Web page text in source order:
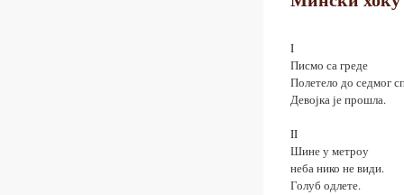
I
Писмо са греде
Полетело до седмог
Девојка је прошла.
II
Шине у метроу
неба нико не види.
Голуб одлете.